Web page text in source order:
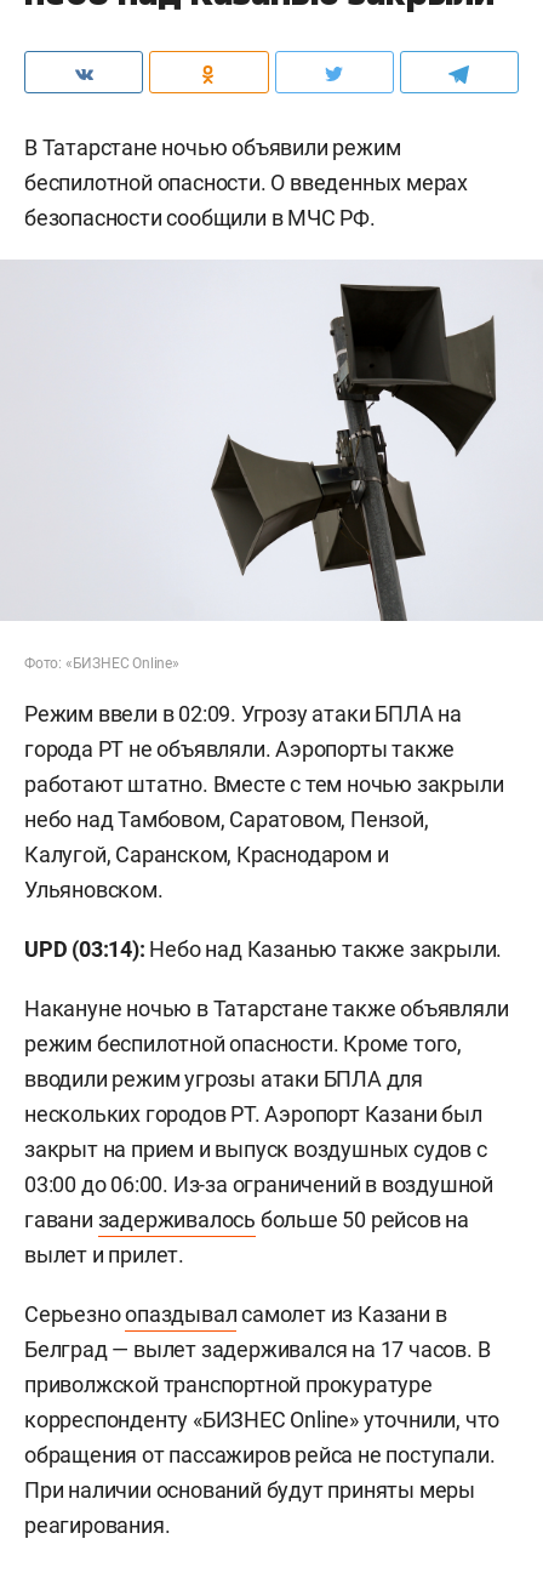
В Татарстане ночью объявили режим
беспилотной опасности. О введенных мерах
безопасности сообщили в МЧС РФ.
Фото: «БИЗНЕС Online»
Режим ввели в 02:09. Угрозу атаки БПЛА на
города РТ не объявляли. Аэропорты также
работают штатно. Вместе с тем ночью закрыли
небо над Тамбовом, Саратовом, Пензой,
Калугой, Саранском, Краснодаром и
Ульяновском.
UPD (03:14): Небо над Казанью также закрыли.
Накануне ночью в Татарстане также объявляли
режим беспилотной опасности. Кроме того,
вводили режим угрозы атаки БПЛА для
нескольких городов РТ. Аэропорт Казани был
закрыт на прием и выпуск воздушных судов с
03:00 до 06:00. Из-за ограничений в воздушной
гавани задерживалось больше 50 рейсов на
вылет и прилет.
Серьезноопаздывалсамолет из Казани в
Белград — вылет задерживался на 17 часов. В
приволжской транспортной прокуратуре
корреспонденту «БИЗНЕС Online» уточнили, что
обращения от пассажиров рейса не поступали.
При наличии оснований будут приняты меры
реагирования.